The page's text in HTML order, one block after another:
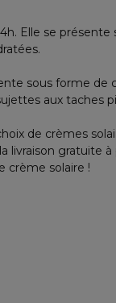
Elle se présente
sous forme de
aux taches
de crèmes
livraison gratuite
crème solaire !